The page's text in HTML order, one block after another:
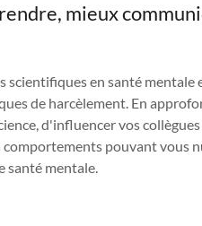
mieux
scientifiques en santé mentale
de harcèlement. En
d'influencer vos
pouvant vous
santé mentale.